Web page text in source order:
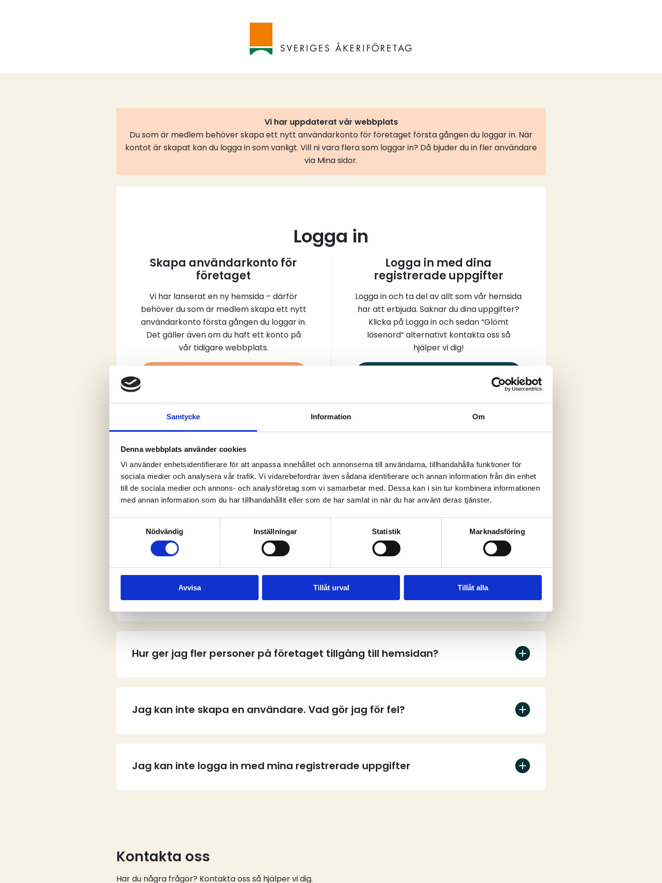
Samtycke Information Om
Denna webbplats använder cookies
Vi använder enhetsidentifierare för att anpassa innehållet och annonserna till användarna, tillhandahålla funktioner för
sociala medier och analysera vår trafik. Vi vidarebefordrar även sådana identifierare och annan information från din enhet
till de sociala medier och annons- och analysföretag som vi samarbetar med. Dessa kan i sin tur kombinera informationen
med annan information som du har tillhandahållit eller som de har samlat in när du har använt deras tjänster.
Nödvändig
Inställningar Statistik Marknadsföring
Avvisa Tillåt urval Tillåt alla
Vi har uppdaterat vår webbplats
Du som är medlem behöver skapa ett nytt användarkonto för företaget första gången du loggar in. När
kontot är skapat kan du logga in som vanligt. Vill ni vara flera som loggar in? Då bjuder du in fler användare
via Mina sidor.
Logga in
Skapa användarkonto för
företaget
Vi har lanserat en ny hemsida – därför
behöver du som är medlem skapa ett nytt
användarkonto första gången du loggar in.
Det gäller även om du haft ett konto på
vår tidigare webbplats.
Logga in med dina
registrerade uppgifter
Logga in och ta del av allt som vår hemsida
har att erbjuda. Saknar du dina uppgifter?
Klicka på Logga in och sedan “Glömt
lösenord” alternativt kontakta oss så
hjälper vi dig!
Vanliga frågor och svar
Vem kan skapa ett användarkonto på hemsidan?
Hur skapar jag ett användarkonto?
Hur ger jag fler personer på företaget tillgång till hemsidan?
Jag kan inte skapa en användare. Vad gör jag för fel?
Jag kan inte logga in med mina registrerade uppgifter
Kontakta oss
Har du några frågor? Kontakta oss så hjälper vi dig.